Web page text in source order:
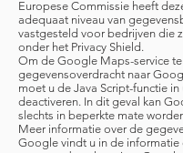
Europese Commissie heeft
adequaat niveau van
vastgesteld voor bedrijven die
onder het Privacy Shield.
Om de Google Maps-service
gegevensoverdracht naar
moet u de Java Script-functie in
deactiveren. In dit geval kan
slechts in beperkte mate
Meer informatie over de
Google vindt u in de informatie